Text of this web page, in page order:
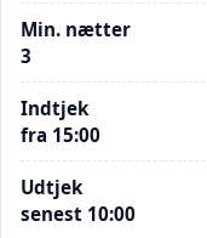
Min. nætter
3
Indtjek
fra 15:00
Udtjek
senest 10:00